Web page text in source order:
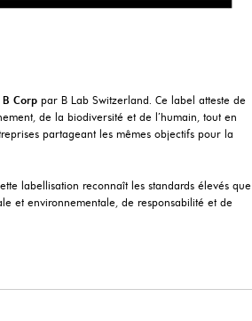
B Corp par B Lab Switzerland. Ce label atteste de
de la biodiversité et de l’humain, tout en
partageant les mêmes objectifs pour la
labellisation reconnaît les standards élevés que
et environnementale, de responsabilité et de